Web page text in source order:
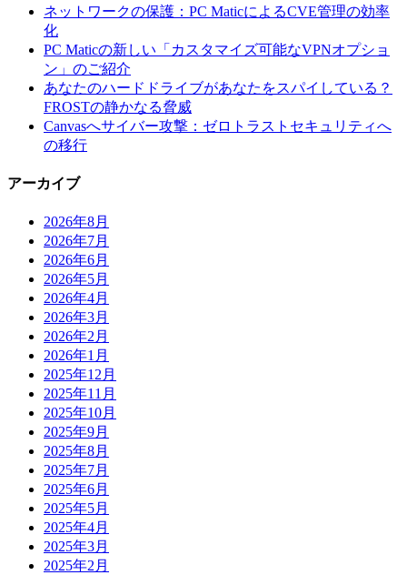
ネットワークの保護：PC MaticによるCVE管理の効率
化
PC Maticの新しい「カスタマイズ可能なVPNオプショ
ン」のご紹介
あなたのハードドライブがあなたをスパイしている？
FROSTの静かなる脅威
Canvasへサイバー攻撃：ゼロトラストセキュリティへ
の移行
アーカイブ
2026年8月
2026年7月
2026年6月
2026年5月
2026年4月
2026年3月
2026年2月
2026年1月
2025年12月
2025年11月
2025年10月
2025年9月
2025年8月
2025年7月
2025年6月
2025年5月
2025年4月
2025年3月
2025年2月